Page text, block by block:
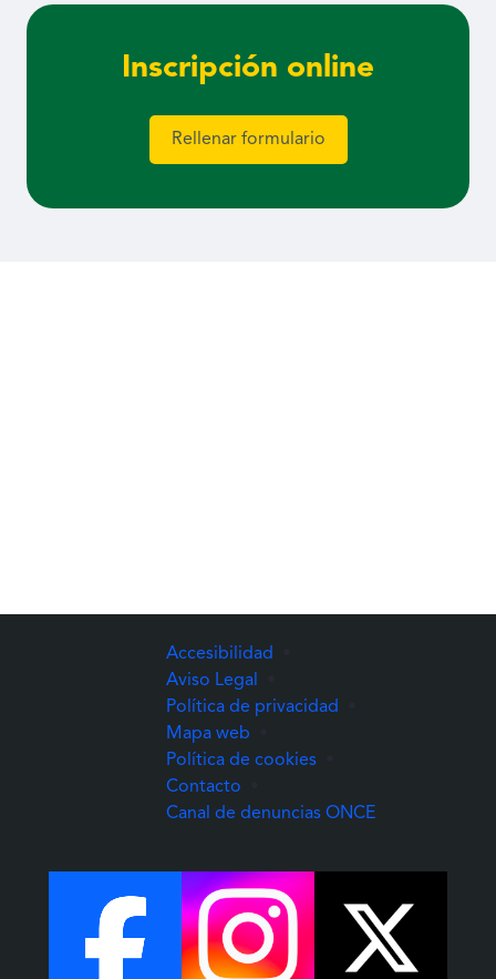
Inscripción online
Rellenar formulario
Accesibilidad
Aviso Legal
Política de privacidad
Mapa web
Política de cookies
Contacto
Canal de denuncias ONCE(Abre una